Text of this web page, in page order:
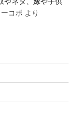
ーコボ より